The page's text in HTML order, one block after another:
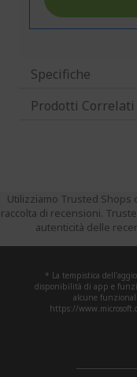
Specifiche
Prodotti Correlati
Utilizziamo Trusted
raccolta di recensioni.
autenticità delle
* La tempistica
disponibilità di app e
alcune
https://